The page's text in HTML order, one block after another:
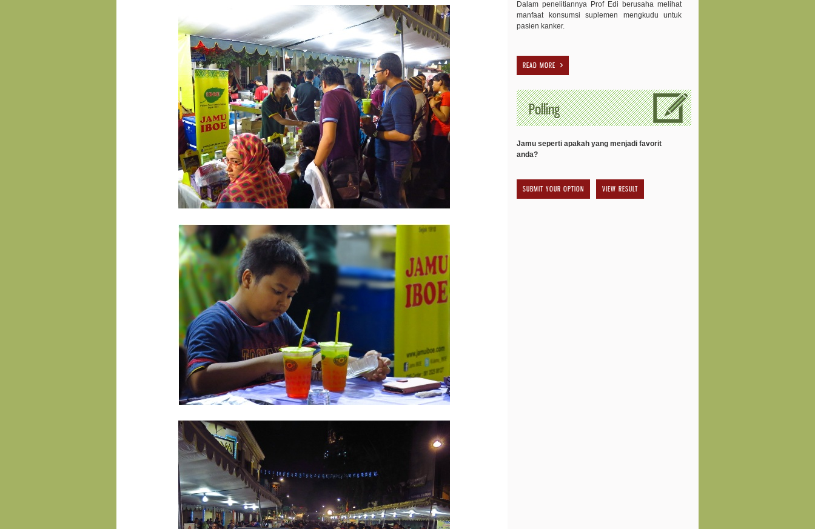
Dalam penelitiannya Prof Edi berusaha melihat
manfaat konsumsi suplemen mengkudu untuk
pasien kanker.
READ MORE
Polling
Jamu seperti apakah yang menjadi favorit
anda?
VIEW RESULT